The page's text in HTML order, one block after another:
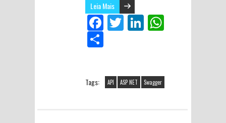
Leia Mais
Fa
o
o
T
er
Li
dI
n
A
p
re
Tags: API ASP NET Swagger